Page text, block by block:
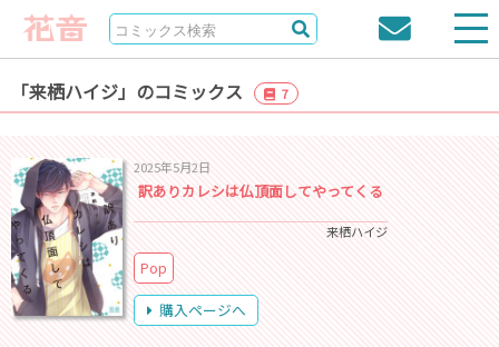
「来栖ハイジ」のコミックス 7
2025年5月2日
訳ありカレシは仏頂面してやってくる
来栖ハイジ
Pop
購入ページへ